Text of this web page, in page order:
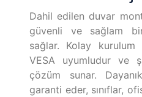
Dahil edilen duvar
güvenli ve sağlam bir
sağlar. Kolay kurulum
VESA uyumludur ve
çözüm sunar.
garanti eder, sınıflar,